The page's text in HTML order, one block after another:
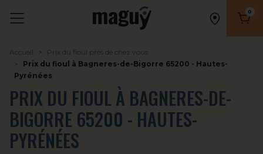
0
Accueil
Prix du fioul près de chez vous
Prix du fioul à Bagneres-de-Bigorre 65200 - Hautes-
Pyrénées
PRIX DU FIOUL À BAGNERES-DE-
BIGORRE 65200 - HAUTES-
PYRÉNÉES